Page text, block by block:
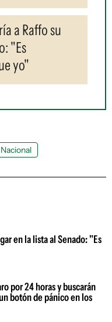
a Raffo su
"Es
yo"
en la lista al Senado: "Es
por 24 horas y buscarán
botón de pánico en los